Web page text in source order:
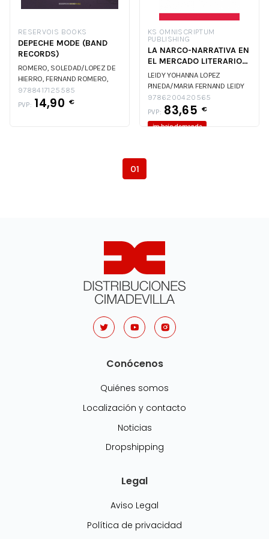
RESERVOIS BOOKS
DEPECHE MODE (BAND
RECORDS)
ROMERO, SOLEDAD/LOPEZ DE
HIERRO, FERNAND ROMERO,
SOLEDAD/LOPEZ DE HIERRO,
FERNAND
9788417125585
PVP: 14,90 €
KS OMNISCRIPTUM
PUBLISHING
LA NARCO-NARRATIVA EN
EL MERCADO LITERARIO
DE COLOMBIA
LEIDY YOHANNA LOPEZ
PINEDA/MARIA FERNAND LEIDY
YOHANNA LOPEZ PINEDA/MARIA
FERNAND
9786200420565
PVP: 83,65 €
im.bajo demanda
01
Conócenos
Quiénes somos
Localización y contacto
Noticias
Dropshipping
Legal
Aviso Legal
Política de privacidad